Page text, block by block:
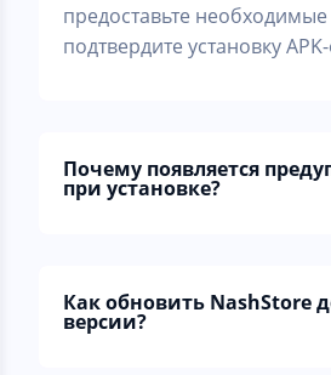
предоставьте
подтвердите установку
Почему появляется
при установке?
Как обновить NashStore
версии?